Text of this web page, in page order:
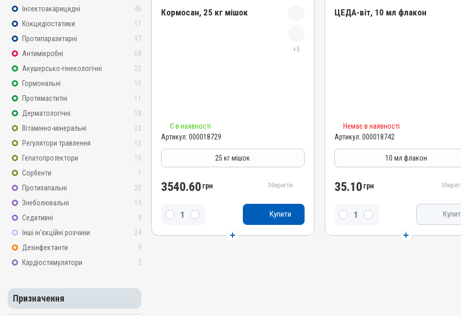
Інсектоакарицидні
45
Кокцидіостатики
11
Протипаразитарні
97
Антимікробні
68
Акушерсько-гінекологічні
22
Гормональні
10
Протимаститні
11
Дерматологічні
18
Вітамінно-мінеральні
23
Регулятори травлення
12
Гепатопротектори
15
Сорбенти
1
Протизапальні
20
Знеболювальні
13
Седативні
9
Інші ін’єкційні розчини
24
Дезінфектанти
9
Кардіостимулятори
3
Призначення
Кормосан, 25 кг мішок
+5
Сорбенти
Лікарська форма
Діючи речовини
Магнію сульфат
ВРХ, Вівці, Кози, Свині, Гуси, Качки, Індики,
Є в наявності
Артикул: 000018729
25 кг мішок
3540.60 грн Зберегти
Купити
ЦЕДА-віт, 10 мл флакон
Вітамінно-мінеральні, Імуностимулятори,
Гепатопротектори
Лікарська форма
Вітамін D3, Вітамін A / ретинол, Вітамін E /
ВРХ, Вівці, Кози, Свині, Коні, Собаки, Коти,
Немає в наявності
Артикул: 000018742
10 мл флакон
35.10 грн